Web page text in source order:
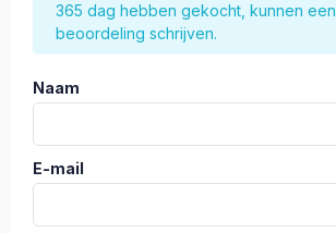
365 dag hebben gekocht, kunnen een
beoordeling schrijven.
Naam
E-mail